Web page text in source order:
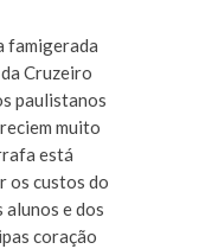
famigerada
Cruzeiro
paulistanos
muito
está
os custos do
alunos e dos
coração